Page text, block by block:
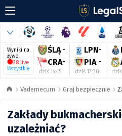
Wyniki na
żywo
28 live
Wszystkie
ŚLĄ -
CRA-
dziś 14:45
LPN-
PIA -
dziś 17:30
Vademecum Graj bezpiecznie
Zakłady
uzależniać?